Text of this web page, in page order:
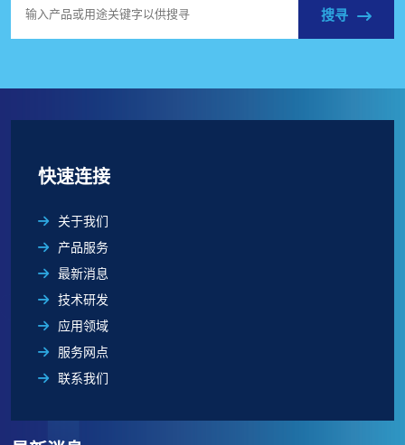
搜寻
快速连接
关于我们
产品服务
最新消息
技术研发
应用领域
服务网点
联系我们